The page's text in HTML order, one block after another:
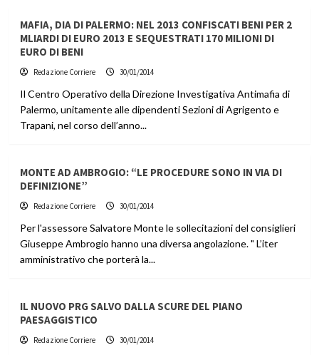
MAFIA, DIA DI PALERMO: NEL 2013 CONFISCATI BENI PER 2
MLIARDI DI EURO 2013 E SEQUESTRATI 170 MILIONI DI
EURO DI BENI
Redazione Corriere 30/01/2014
Il Centro Operativo della Direzione Investigativa Antimafia di
Palermo, unitamente alle dipendenti Sezioni di Agrigento e
Trapani, nel corso dell’anno...
MONTE AD AMBROGIO: “LE PROCEDURE SONO IN VIA DI
DEFINIZIONE”
Redazione Corriere 30/01/2014
Per l'assessore Salvatore Monte le sollecitazioni del consiglieri
Giuseppe Ambrogio hanno una diversa angolazione. " L’iter
amministrativo che porterà la...
IL NUOVO PRG SALVO DALLA SCURE DEL PIANO
PAESAGGISTICO
Redazione Corriere 30/01/2014